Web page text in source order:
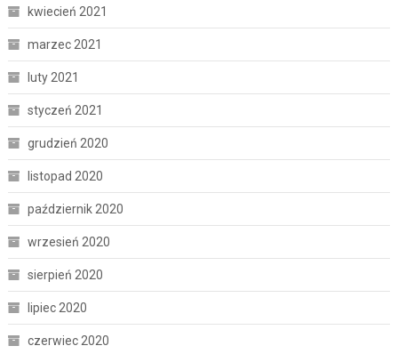
kwiecień 2021
marzec 2021
luty 2021
styczeń 2021
grudzień 2020
listopad 2020
październik 2020
wrzesień 2020
sierpień 2020
lipiec 2020
czerwiec 2020